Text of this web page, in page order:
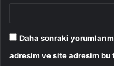
Daha sonraki
adresim ve site adresim bu